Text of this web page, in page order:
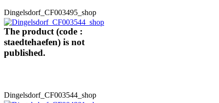
Dingelsdorf_CF003495_shop
The product (code :
staedtehaefen) is not
published.
Dingelsdorf_CF003544_shop